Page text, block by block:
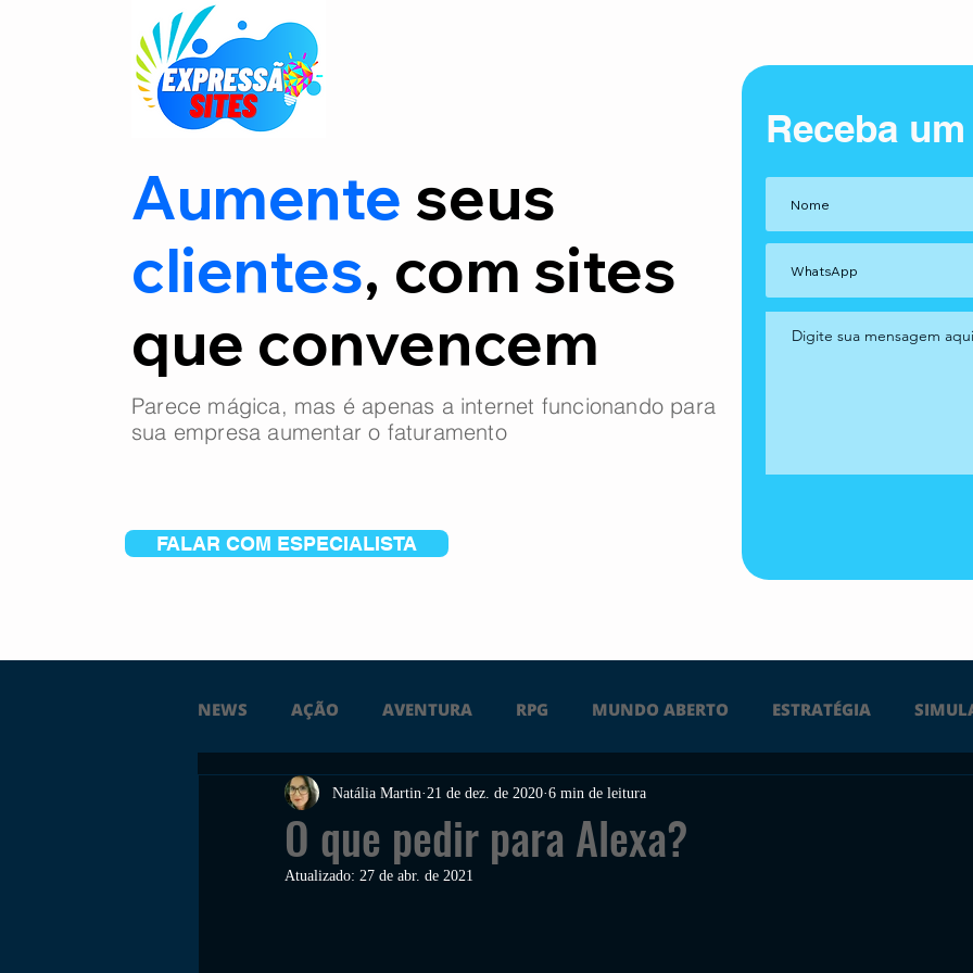
Aumente seus
clientes, com sites
que convencem
Parece mágica, mas é apenas a internet funcionando para
sua empresa aumentar o faturamento
FALAR COM ESPECIALISTA
Receba
NEWS AÇÃO AVENTURA RPG MUNDO ABERTO ESTRATÉGIA
FICÇÃO TERROR PC PS4 PS5
TRAILER PLATAFORMA
O que pedir para Alexa?
Natália Martin 21 de dez. de 2020 6 min de leitura
Atualizado: 27 de abr. de 2021